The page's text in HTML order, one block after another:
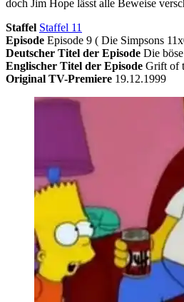
doch Jim Hope lässt alle Beweise
Staffel Staffel 11
Episode Episode 9 ( Die Simpsons
Deutscher Titel der Episode Die
Englischer Titel der Episode Grift of
Original TV-Premiere 19.12.1999